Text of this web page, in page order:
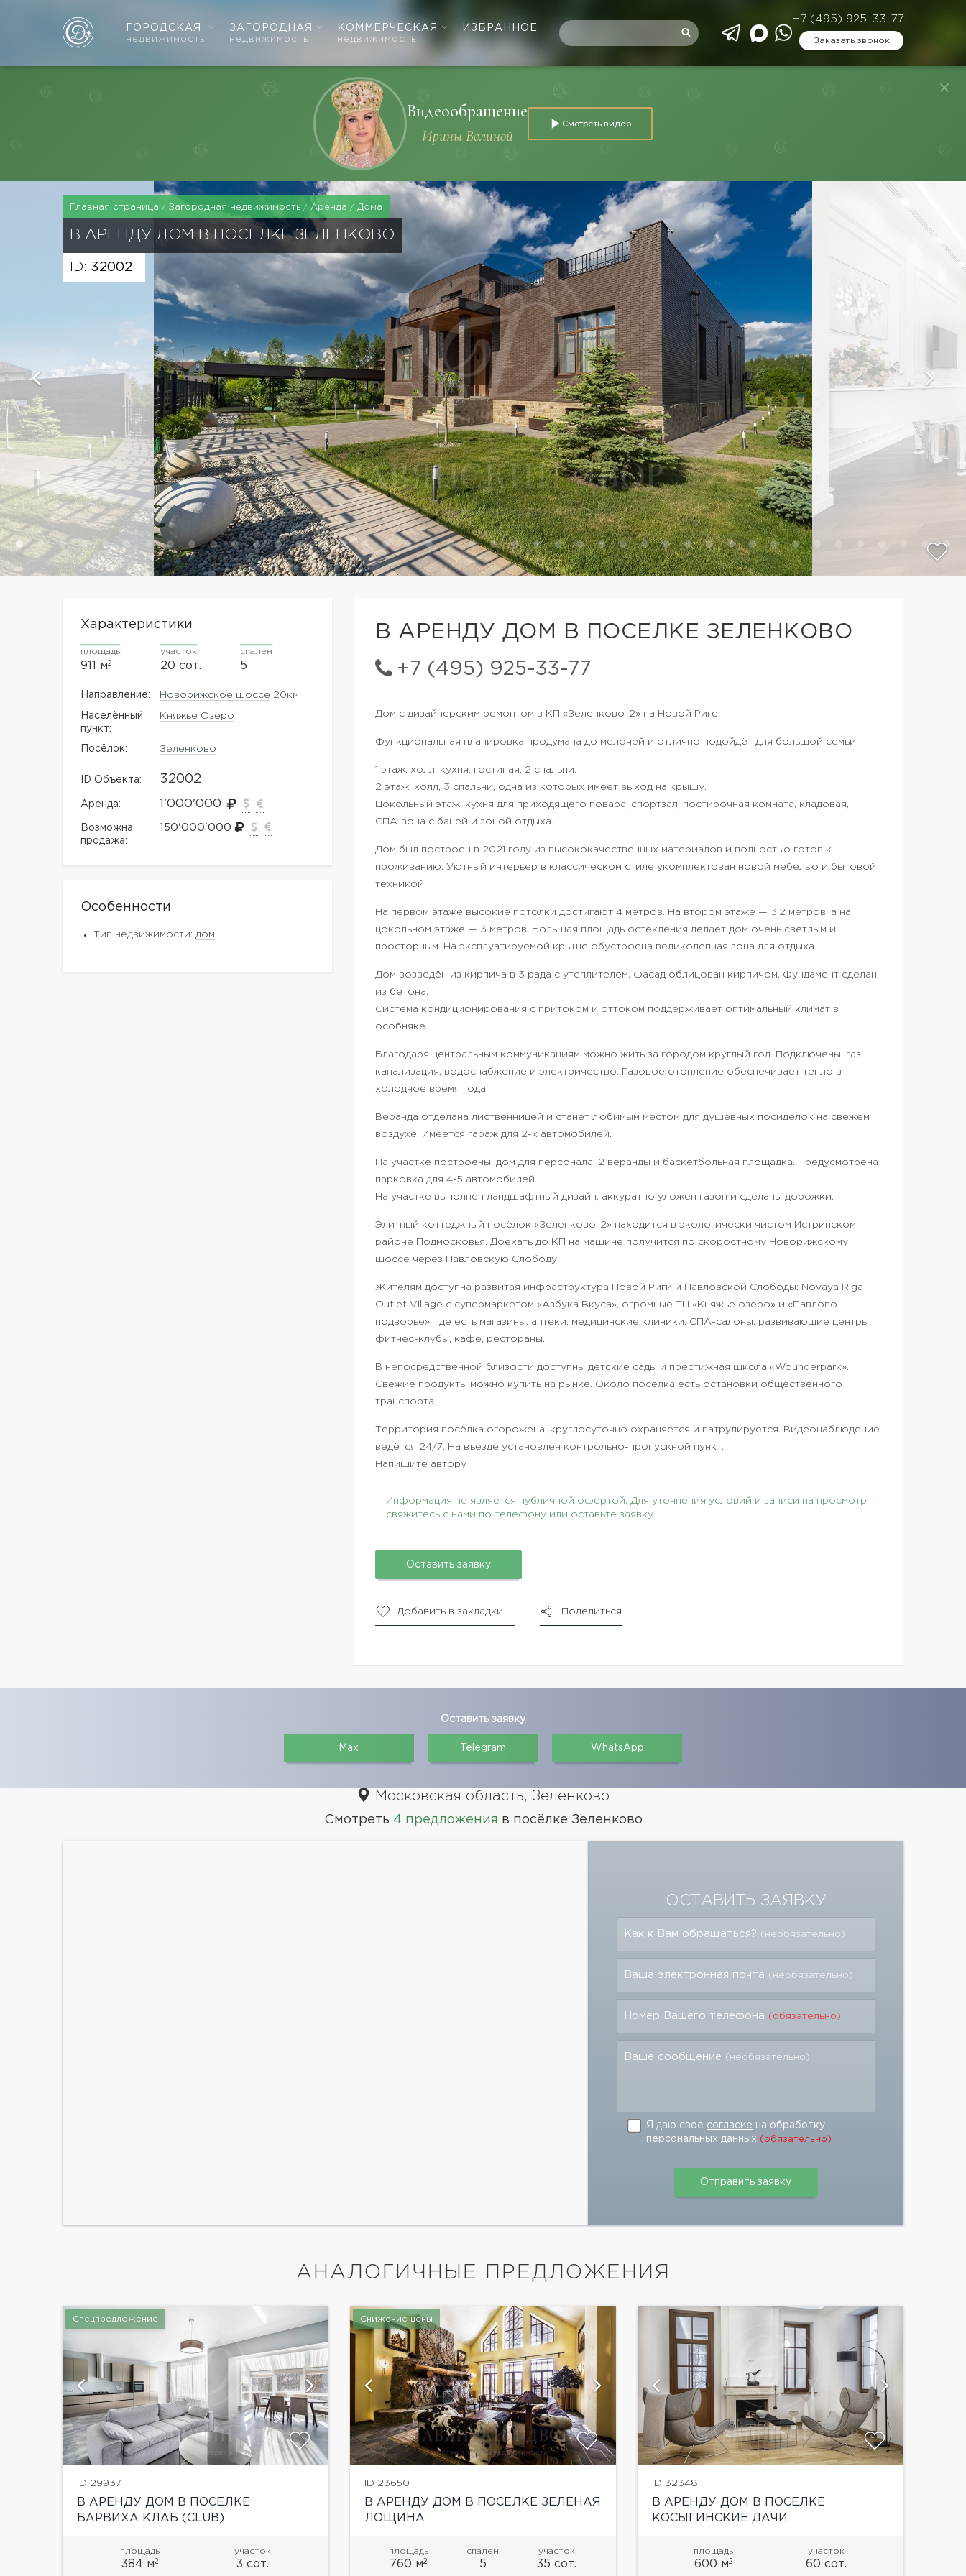
ГОРОДСКАЯ
недвижимость
ЗАГОРОДНАЯ
недвижимость
КОММЕРЧЕСКАЯ
недвижимость
ИЗБРАННОЕ
+7 (495) 925-33-77
Заказать звонок
Видеообращение
Ирины Волиной
Смотреть видео
Главная страница Загородная недвижимость Аренда Дома
В АРЕНДУ ДОМ В ПОСЕЛКЕ ЗЕЛЕНКОВО
ID: 32002
В АРЕНДУ ДОМ В ПОСЕЛКЕ ЗЕЛЕНКОВО
+7 (495) 925-33-77
Характеристики
площадь
911 м2
участок
20 сот.
спален
5
Направление: Новорижское шоссе 20км.
Населённый
пункт:
Княжье Озеро
Посёлок: Зеленково
ID Объекта: 32002
Аренда: 1'000'000
Возможна
продажа:
150'000'000
Особенности
Тип недвижимости: дом
Дом с дизайнерским ремонтом в КП «Зеленково-2» на Новой Риге
Функциональная планировка продумана до мелочей и отлично подойдёт для большой семьи:
1 этаж: холл, кухня, гостиная, 2 спальни.
2 этаж: холл, 3 спальни, одна из которых имеет выход на крышу.
Цокольный этаж: кухня для приходящего повара, спортзал, постирочная комната, кладовая,
СПА-зона с баней и зоной отдыха.
Дом был построен в 2021 году из высококачественных материалов и полностью готов к
проживанию. Уютный интерьер в классическом стиле укомплектован новой мебелью и бытовой
техникой.
На первом этаже высокие потолки достигают 4 метров. На втором этаже — 3,2 метров, а на
цокольном этаже — 3 метров. Большая площадь остекления делает дом очень светлым и
просторным. На эксплуатируемой крыше обустроена великолепная зона для отдыха.
Дом возведён из кирпича в 3 рада с утеплителем. Фасад облицован кирпичом. Фундамент сделан
из бетона.
Система кондиционирования с притоком и оттоком поддерживает оптимальный климат в
особняке.
Благодаря центральным коммуникациям можно жить за городом круглый год. Подключены: газ,
канализация, водоснабжение и электричество. Газовое отопление обеспечивает тепло в
холодное время года.
Веранда отделана лиственницей и станет любимым местом для душевных посиделок на свежем
воздухе. Имеется гараж для 2-х автомобилей.
На участке построены: дом для персонала, 2 веранды и баскетбольная площадка. Предусмотрена
парковка для 4-5 автомобилей.
На участке выполнен ландшафтный дизайн, аккуратно уложен газон и сделаны дорожки.
Элитный коттеджный посёлок «Зеленково-2» находится в экологически чистом Истринском
районе Подмосковья. Доехать до КП на машине получится по скоростному Новорижскому
шоссе через Павловскую Слободу.
Жителям доступна развитая инфраструктура Новой Риги и Павловской Слободы: Novaya Riga
Outlet Village с супермаркетом «Азбука Вкуса», огромные ТЦ «Княжье озеро» и «Павлово
подворье», где есть магазины, аптеки, медицинские клиники, СПА-салоны, развивающие центры,
фитнес-клубы, кафе, рестораны.
В непосредственной близости доступны детские сады и престижная школа «Wounderpark».
Свежие продукты можно купить на рынке. Около посёлка есть остановки общественного
транспорта.
Территория посёлка огорожена, круглосуточно охраняется и патрулируется. Видеонаблюдение
ведётся 24/7. На въезде установлен контрольно-пропускной пункт.
Напишите автору
Информация не является публичной офертой. Для уточнения условий и записи на просмотр
свяжитесь с нами по телефону или оставьте заявку.
Оставить заявку
Добавить в закладки Поделиться
Оставить заявку
Max Telegram WhatsApp
Московская область, Зеленково
Смотреть 4 предложения в посёлке Зеленково
ОСТАВИТЬ ЗАЯВКУ
Как к Вам обращаться? (необязательно)
Ваша электронная почта (необязательно)
Номер Вашего телефона (обязательно)
Ваше сообщение (необязательно)
Я даю свое согласие на обработку
персональных данных (обязательно)
АНАЛОГИЧНЫЕ ПРЕДЛОЖЕНИЯ
Спецпредложение
ID 29937
В АРЕНДУ ДОМ В ПОСЕЛКЕ
БАРВИХА КЛАБ (CLUB)
площадь
384 м2
участок
3 сот.
показать ещё 6 фотографий
Снижение цены
ID 23650
В АРЕНДУ ДОМ В ПОСЕЛКЕ ЗЕЛЕНАЯ
ЛОЩИНА
площадь
760 м2
спален
5
участок
35 сот.
показать ещё 42 фотографии
ID 32348
В АРЕНДУ ДОМ В ПОСЕЛКЕ
КОСЫГИНСКИЕ ДАЧИ
площадь
600 м2
участок
60 сот.